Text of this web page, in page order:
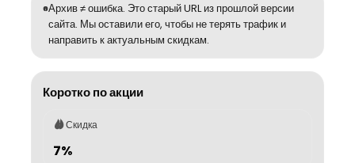
Архив ≠ ошибка. Это старый URL из прошлой версии
сайта. Мы оставили его, чтобы не терять трафик и
направить к актуальным скидкам.
Коротко по акции
Скидка
7%